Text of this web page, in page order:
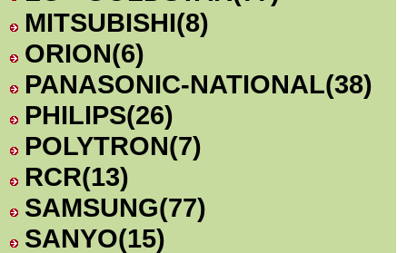
MITSUBISHI(8)
ORION(6)
PANASONIC-NATIONAL(38)
PHILIPS(26)
POLYTRON(7)
RCR(13)
SAMSUNG(77)
SANYO(15)